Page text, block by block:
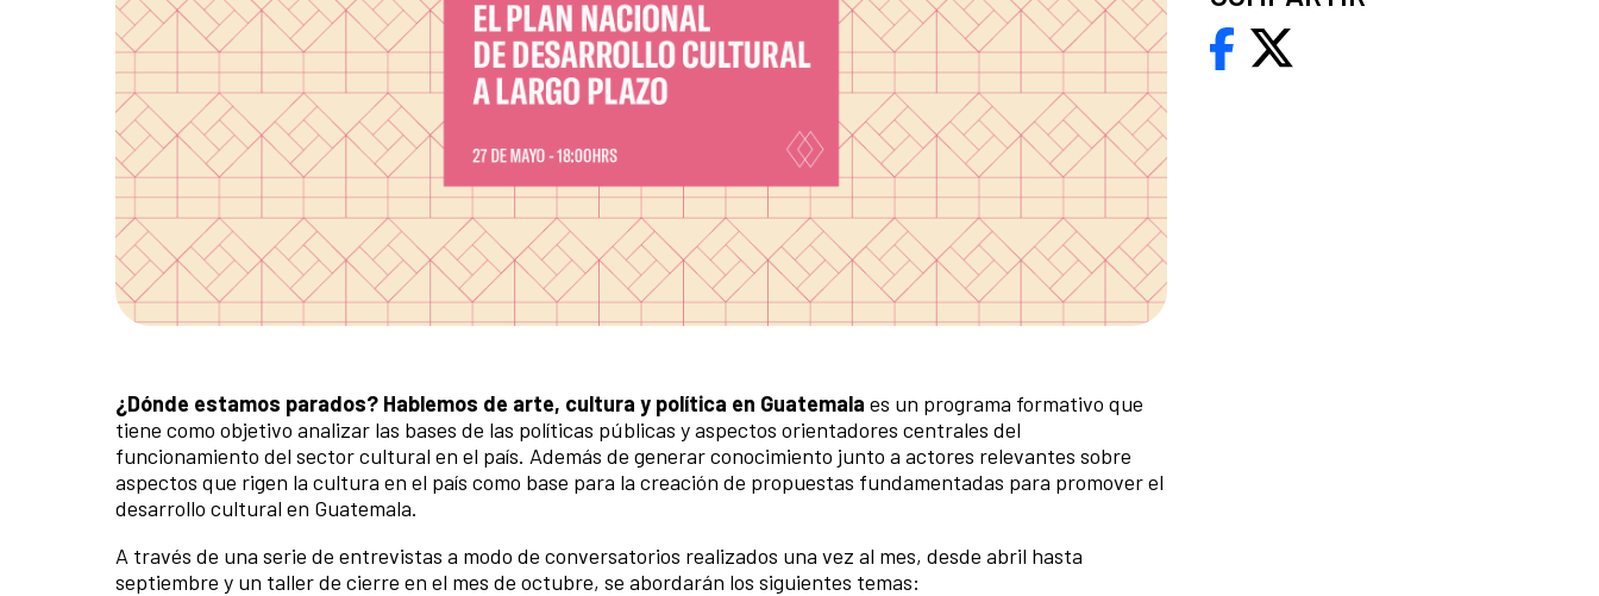
¿Dónde estamos parados? Hablemos de arte, cultura y política en Guatemala es un programa formativo que
tiene como objetivo analizar las bases de las políticas públicas y aspectos orientadores centrales del
funcionamiento del sector cultural en el país. Además de generar conocimiento junto a actores relevantes sobre
aspectos que rigen la cultura en el país como base para la creación de propuestas fundamentadas para promover el
desarrollo cultural en Guatemala.
A través de una serie de entrevistas a modo de conversatorios realizados una vez al mes, desde abril hasta
septiembre y un taller de cierre en el mes de octubre, se abordarán los siguientes temas: